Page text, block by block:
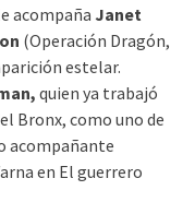
acompaña Janet
(Operación Dragón,
estelar.
quien ya trabajó
Bronx, como uno de
acompañante
en El guerrero